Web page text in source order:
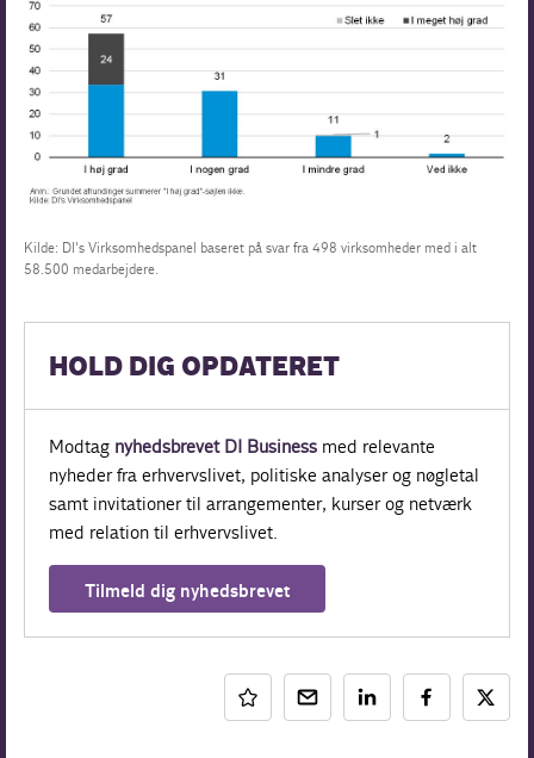
Kilde: DI's Virksomhedspanel baseret på svar fra 498 virksomheder med i alt
58.500 medarbejdere.
HOLD DIG OPDATERET
Modtag nyhedsbrevet DI Business med relevante
nyheder fra erhvervslivet, politiske analyser og nøgletal
samt invitationer til arrangementer, kurser og netværk
med relation til erhvervslivet.
Tilmeld dig nyhedsbrevet